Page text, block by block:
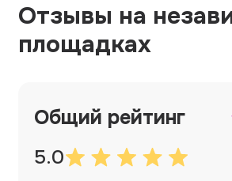
Отзывы на
площадках
Общий рейтинг
5.0